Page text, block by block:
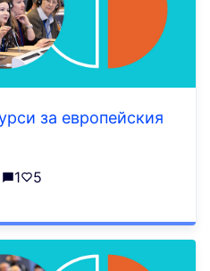
за европейския
1 5